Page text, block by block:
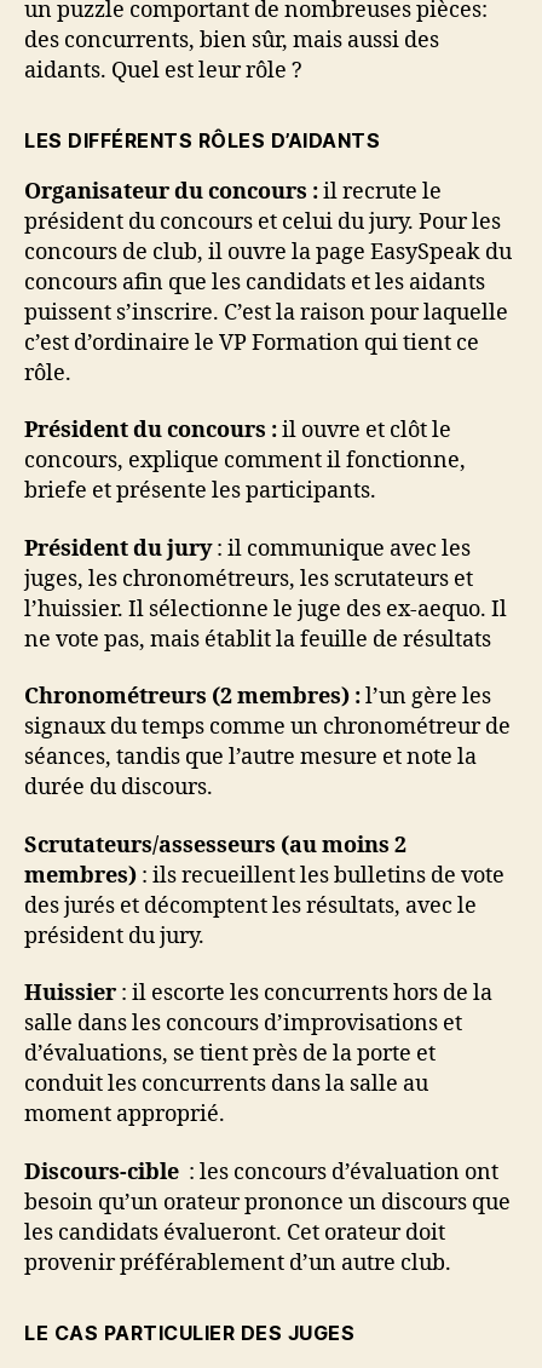
un puzzle comportant de nombreuses pièces:
des concurrents, bien sûr, mais aussi des
aidants. Quel est leur rôle ?
LES DIFFÉRENTS RÔLES D’AIDANTS
Organisateur du concours :il recrute le
président du concours et celui du jury. Pour les
concours de club, il ouvre la page EasySpeak du
concours afin que les candidats et les aidants
puissent s’inscrire. C’est la raison pour laquelle
c’est d’ordinaire le VP Formation qui tient ce
rôle.
Président du concours :il ouvre et clôt le
concours, explique comment il fonctionne,
briefe et présente les participants.
Président du jury: il communique avec les
juges, les chronométreurs, les scrutateurs et
l’huissier. Il sélectionne le juge des ex-aequo. Il
ne vote pas, mais établit la feuille de résultats
Chronométreurs (2 membres) :l’un gère les
signaux du temps comme un chronométreur de
séances, tandis que l’autre mesure et note la
durée du discours.
Scrutateurs/assesseurs (au moins 2
membres) : ils recueillent les bulletins de vote
des jurés et décomptent les résultats, avec le
président du jury.
Huissier : il escorte les concurrents hors de la
salle dans les concours d’improvisations et
d’évaluations, se tient près de la porte et
conduit les concurrents dans la salle au
moment approprié.
Discours-cible : les concours d’évaluation ont
besoin qu’un orateur prononce un discours que
les candidats évalueront. Cet orateur doit
provenir préférablement d’un autre club.
LE CAS PARTICULIER DES JUGES